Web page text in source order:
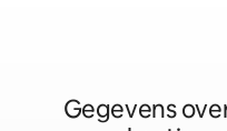
Gegevens